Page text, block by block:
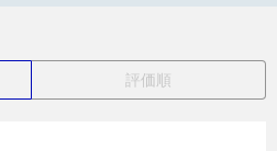
評価順